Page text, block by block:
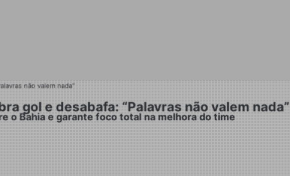
não valem nada”
gol e desabafa: “Palavras não valem nada”
o Bahia e garante foco total na melhora do time